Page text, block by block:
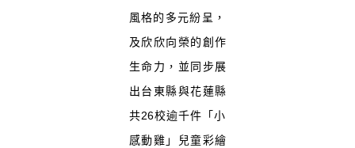
風格的多元紛呈，
及欣欣向榮的創作
生命力，並同步展
出台東縣與花蓮縣
共26校逾千件「小
感動雞」兒童彩繪